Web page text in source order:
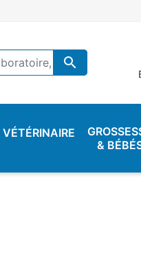

VÉTÉRINAIRE
&